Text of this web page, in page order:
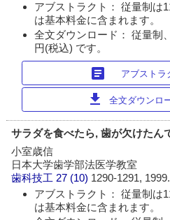
アブストラクト： 従量制は
は基本料金に含まれます。
全文ダウンロード： 従量制
円(税込) です。
article アブストラ
download 全文ダウンロ
サラダを食べたら, 歯が欠けたん
小室歳信
日本大学歯学部法医学教室
歯科技工 27 (10) 1290-1291, 1999.
アブストラクト： 従量制は
は基本料金に含まれます。